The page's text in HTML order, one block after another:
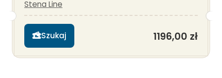
Stena Line
Szukaj 1196,00 zł